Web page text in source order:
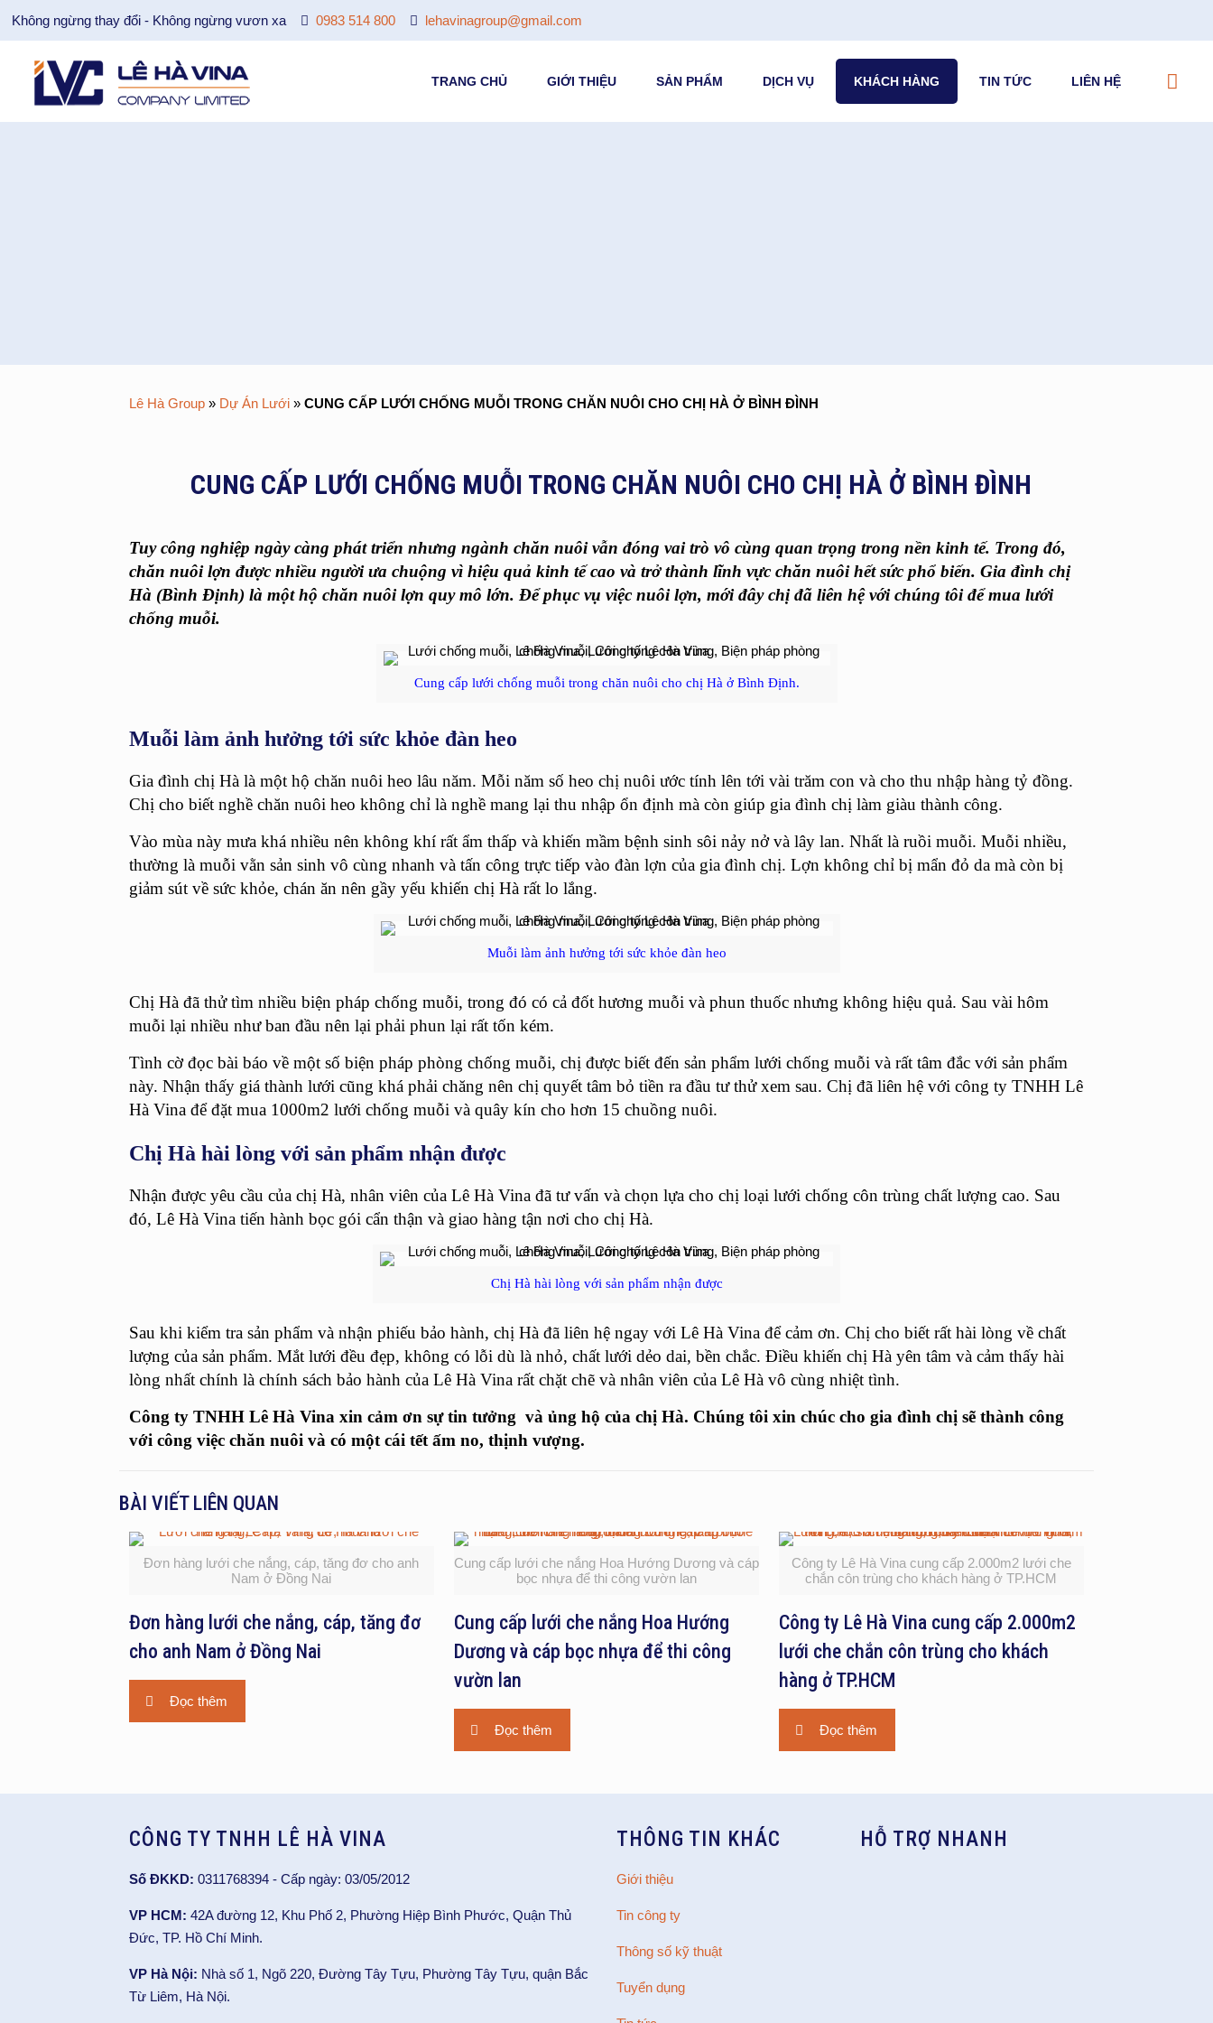
Không ngừng thay đổi - Không ngừng vươn xa 0983 514 800 lehavinagroup@gmail.com
TRANG CHỦ GIỚI THIỆU SẢN PHẨM DỊCH VỤ KHÁCH HÀNG TIN TỨC LIÊN HỆ
Lê Hà Group» Dự Án Lưới» CUNG CẤP LƯỚI CHỐNG MUỖI TRONG CHĂN NUÔI CHO CHỊ HÀ Ở BÌNH ĐÌNH
CUNG CẤP LƯỚI CHỐNG MUỖI TRONG CHĂN NUÔI CHO CHỊ HÀ Ở BÌNH ĐÌNH
Tuy công nghiệp ngày càng phát triển nhưng ngành chăn nuôi vẫn đóng vai trò vô cùng quan trọng trong nền kinh tế. Trong đó,
chăn nuôi lợn được nhiều người ưa chuộng vì hiệu quả kinh tế cao và trở thành lĩnh vực chăn nuôi hết sức phổ biến. Gia đình chị
Hà (Bình Định) là một hộ chăn nuôi lợn quy mô lớn. Để phục vụ việc nuôi lợn, mới đây chị đã liên hệ với chúng tôi để mua lưới
chống muỗi.
Cung cấp lưới chống muỗi trong chăn nuôi cho chị Hà ở Bình Định.
Muỗi làm ảnh hưởng tới sức khỏe đàn heo
Gia đình chị Hà là một hộ chăn nuôi heo lâu năm. Mỗi năm số heo chị nuôi ước tính lên tới vài trăm con và cho thu nhập hàng tỷ đồng.
Chị cho biết nghề chăn nuôi heo không chỉ là nghề mang lại thu nhập ổn định mà còn giúp gia đình chị làm giàu thành công.
Vào mùa này mưa khá nhiều nên không khí rất ẩm thấp và khiến mầm bệnh sinh sôi nảy nở và lây lan. Nhất là ruồi muỗi. Muỗi nhiều,
thường là muỗi vằn sản sinh vô cùng nhanh và tấn công trực tiếp vào đàn lợn của gia đình chị. Lợn không chỉ bị mẩn đỏ da mà còn bị
giảm sút về sức khỏe, chán ăn nên gầy yếu khiến chị Hà rất lo lắng.
Muỗi làm ảnh hưởng tới sức khỏe đàn heo
Chị Hà đã thử tìm nhiều biện pháp chống muỗi, trong đó có cả đốt hương muỗi và phun thuốc nhưng không hiệu quả. Sau vài hôm
muỗi lại nhiều như ban đầu nên lại phải phun lại rất tốn kém.
Tình cờ đọc bài báo về một số biện pháp phòng chống muỗi, chị được biết đến sản phẩm lưới chống muỗi và rất tâm đắc với sản phẩm
này. Nhận thấy giá thành lưới cũng khá phải chăng nên chị quyết tâm bỏ tiền ra đầu tư thử xem sau. Chị đã liên hệ với công ty TNHH Lê
Hà Vina để đặt mua 1000m2 lưới chống muỗi và quây kín cho hơn 15 chuồng nuôi.
Chị Hà hài lòng với sản phẩm nhận được
Nhận được yêu cầu của chị Hà, nhân viên của Lê Hà Vina đã tư vấn và chọn lựa cho chị loại lưới chống côn trùng chất lượng cao. Sau
đó, Lê Hà Vina tiến hành bọc gói cẩn thận và giao hàng tận nơi cho chị Hà.
Chị Hà hài lòng với sản phẩm nhận được
Sau khi kiểm tra sản phẩm và nhận phiếu bảo hành, chị Hà đã liên hệ ngay với Lê Hà Vina để cảm ơn. Chị cho biết rất hài lòng về chất
lượng của sản phẩm. Mắt lưới đều đẹp, không có lỗi dù là nhỏ, chất lưới dẻo dai, bền chắc. Điều khiến chị Hà yên tâm và cảm thấy hài
lòng nhất chính là chính sách bảo hành của Lê Hà Vina rất chặt chẽ và nhân viên của Lê Hà vô cùng nhiệt tình.
Công ty TNHH Lê Hà Vina xin cảm ơn sự tin tưởng và ủng hộ của chị Hà. Chúng tôi xin chúc cho gia đình chị sẽ thành công
với công việc chăn nuôi và có một cái tết ấm no, thịnh vượng.
BÀI VIẾT LIÊN QUAN
Đơn hàng lưới che nắng, cáp, tăng đơ cho anh
Nam ở Đồng Nai
Đơn hàng lưới che nắng, cáp, tăng đơ
cho anh Nam ở Đồng Nai
Đọc thêm
Cung cấp lưới che nắng Hoa Hướng Dương và cáp
bọc nhựa để thi công vườn lan
Cung cấp lưới che nắng Hoa Hướng
Dương và cáp bọc nhựa để thi công
vườn lan
Đọc thêm
Công ty Lê Hà Vina cung cấp 2.000m2 lưới che
chắn côn trùng cho khách hàng ở TP.HCM
Công ty Lê Hà Vina cung cấp 2.000m2
lưới che chắn côn trùng cho khách
hàng ở TP.HCM
Đọc thêm
CÔNG TY TNHH LÊ HÀ VINA
Số ĐKKD: 0311768394 - Cấp ngày: 03/05/2012
VP HCM: 42A đường 12, Khu Phố 2, Phường Hiệp Bình Phước, Quận Thủ
Đức, TP. Hồ Chí Minh.
VP Hà Nội: Nhà số 1, Ngõ 220, Đường Tây Tựu, Phường Tây Tựu, quận Bắc
Từ Liêm, Hà Nội.
THÔNG TIN KHÁC
Giới thiệu
Tin công ty
Thông số kỹ thuật
Tuyển dụng
HỖ TRỢ NHANH